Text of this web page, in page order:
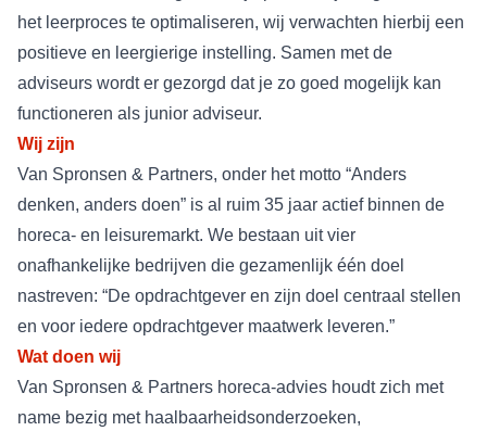
het leerproces te optimaliseren, wij verwachten hierbij een
positieve en leergierige instelling. Samen met de
adviseurs wordt er gezorgd dat je zo goed mogelijk kan
functioneren als junior adviseur.
Wij zijn
Van Spronsen & Partners, onder het motto “Anders
denken, anders doen” is al ruim 35 jaar actief binnen de
horeca- en leisuremarkt. We bestaan uit vier
onafhankelijke bedrijven die gezamenlijk één doel
nastreven: “De opdrachtgever en zijn doel centraal stellen
en voor iedere opdrachtgever maatwerk leveren.”
Wat doen wij
Van Spronsen & Partners horeca-advies houdt zich met
name bezig met haalbaarheidsonderzoeken,